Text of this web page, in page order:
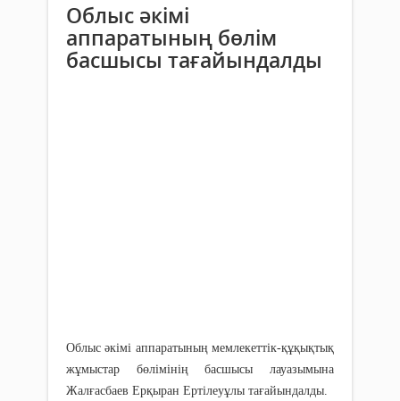
Облыс әкімі
аппаратының бөлім
басшысы тағайындалды
Облыс әкімі аппаратының мемлекеттік-құқықтық
жұмыстар бөлімінің басшысы лауазымына
Жалғасбаев Ерқыран Ертілеуұлы тағайындалды.